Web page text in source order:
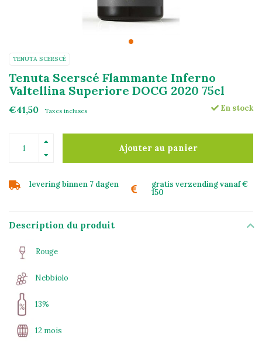
TENUTA SCERSCÉ
Tenuta Scerscé Flammante Inferno
Valtellina Superiore DOCG 2020 75cl
€41,50 Taxes incluses En stock
Ajouter au panier
levering binnen 7 dagen
gratis verzending vanaf €
150
Description du produit
Rouge
Nebbiolo
13%
12 mois